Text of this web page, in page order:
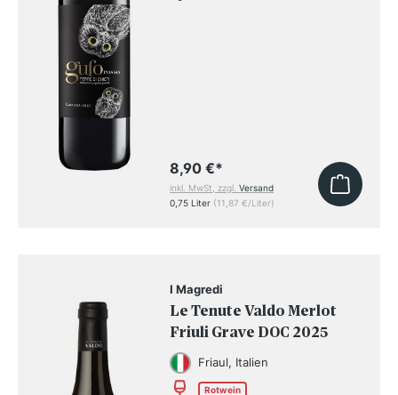
8,90 €*
inkl. MwSt, zzgl.Versand
0,75 Liter (11,87 €/Liter)
I Magredi
Le Tenute Valdo Merlot
Friuli Grave DOC 2025
Friaul, Italien
Rotwein